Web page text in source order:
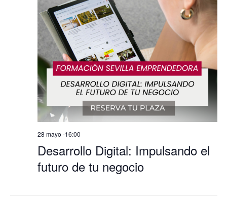
Desarrollo Digital: Impulsando el
futuro de tu negocio
28 mayo -16:00